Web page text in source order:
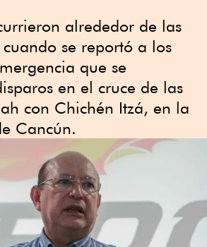
alrededor de las
se reportó a los
que se
en el cruce de las
con Chichén Itzá, en la
Cancún.